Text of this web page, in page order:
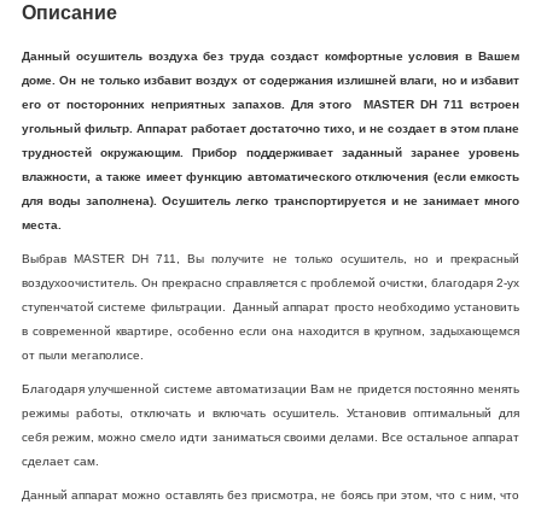
Описание
Данный осушитель воздуха без труда создаст комфортные условия в Вашем
доме. Он не только избавит воздух от содержания излишней влаги, но и избавит
его от посторонних неприятных запахов. Для этого MASTER DH 711 встроен
угольный фильтр. Аппарат работает достаточно тихо, и не создает в этом плане
трудностей окружающим. Прибор поддерживает заданный заранее уровень
влажности, а также имеет функцию автоматического отключения (если емкость
для воды заполнена). Осушитель легко транспортируется и не занимает много
места.
Выбрав MASTER DH 711, Вы получите не только осушитель, но и прекрасный
воздухоочиститель. Он прекрасно справляется с проблемой очистки, благодаря 2-ух
ступенчатой системе фильтрации. Данный аппарат просто необходимо установить
в современной квартире, особенно если она находится в крупном, задыхающемся
от пыли мегаполисе.
Благодаря улучшенной системе автоматизации Вам не придется постоянно менять
режимы работы, отключать и включать осушитель. Установив оптимальный для
себя режим, можно смело идти заниматься своими делами. Все остальное аппарат
сделает сам.
Данный аппарат можно оставлять без присмотра, не боясь при этом, что с ним, что